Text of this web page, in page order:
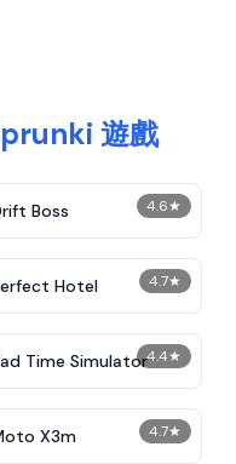
遊戲
4.6★
Boss
4.7★
Hotel
4.4★
Time Simulator
4.7★
X3m